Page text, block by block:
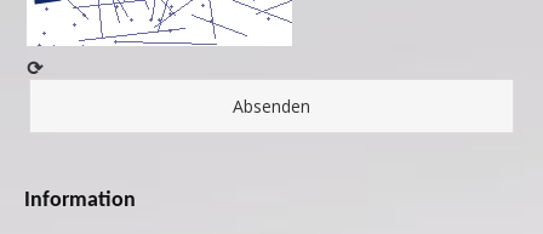
⟳
Information